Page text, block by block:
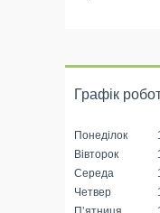
Графік
Понеділок
Вівторок
Середа
Четвер